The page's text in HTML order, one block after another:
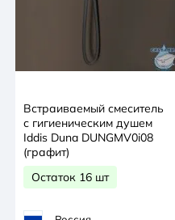
Встраиваемый смеситель
с гигиеническим душем
Iddis Duna DUNGMV0i08
(графит)
Остаток 16 шт